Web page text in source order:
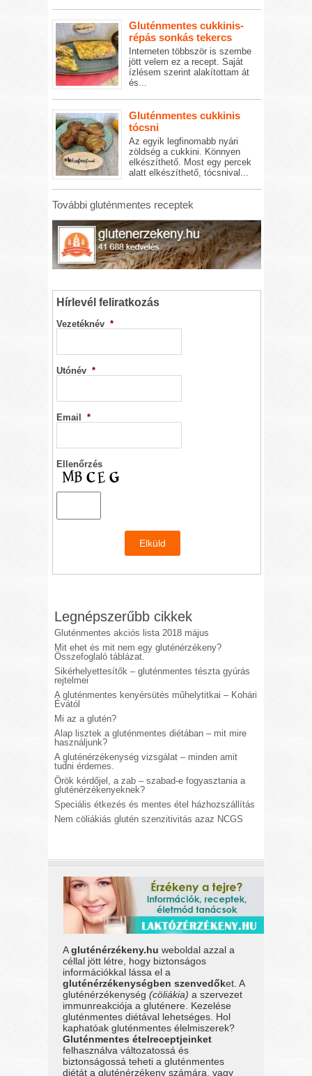
Gluténmentes cukkinis-
répás sonkás tekercs
Interneten többször is szembe
jött velem ez a recept. Saját
ízlésem szerint alakítottam át
és...
Gluténmentes cukkinis
tócsni
Az egyik legfinomabb nyári
zöldség a cukkini. Könnyen
elkészíthető. Most egy percek
alatt elkészíthető, tócsnival...
További gluténmentes receptek
Hírlevél feliratkozás
Vezetéknév *
Utónév *
Email *
Ellenőrzés
Legnépszerűbb cikkek
Gluténmentes akciós lista 2018 május
Mit ehet és mit nem egy gluténérzékeny?
Összefoglaló táblázat.
Sikérhelyettesítők – gluténmentes tészta gyúrás
rejtelmei
A gluténmentes kenyérsütés műhelytitkai – Kohári
Évától
Mi az a glutén?
Alap lisztek a gluténmentes diétában – mit mire
használjunk?
A gluténérzékenység vizsgálat – minden amit
tudni érdemes.
Örök kérdőjel, a zab – szabad-e fogyasztania a
gluténérzékenyeknek?
Speciális étkezés és mentes étel házhozszállítás
Nem cöliákiás glutén szenzitivitás azaz NCGS
Agluténérzékeny.hu weboldal azzal a
céllal jött létre, hogy biztonságos
információkkal lássa el a
gluténérzékenységben szenvedőket. A
gluténérzékenység(cöliákia) a szervezet
immunreakciója a gluténere. Kezelése
gluténmentes diétával lehetséges. Hol
kaphatóak gluténmentes élelmiszerek?
Gluténmentes ételreceptjeinket
felhasználva változatossá és
biztonságossá teheti a gluténmentes
diétát a gluténérzékeny számára, vagy